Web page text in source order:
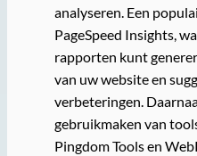
analyseren. Een
PageSpeed Insights,
rapporten kunt
van uw website en
verbeteringen.
gebruikmaken van
Pingdom Tools en